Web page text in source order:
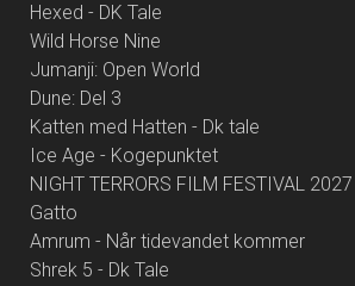
Hexed - DK Tale
Wild Horse Nine
Jumanji: Open World
Dune: Del 3
Katten med Hatten - Dk tale
Ice Age - Kogepunktet
NIGHT TERRORS FILM FESTIVAL 2027
Gatto
Amrum - Når tidevandet kommer
Shrek 5 - Dk Tale